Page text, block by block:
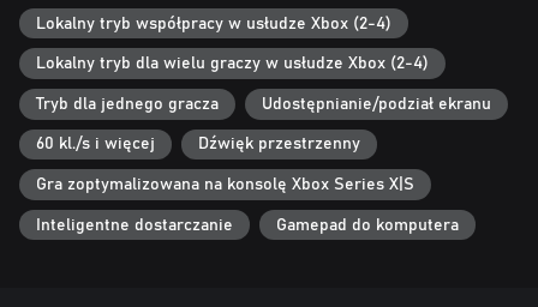
Lokalny tryb współpracy w usłudze Xbox (2-4)
Lokalny tryb dla wielu graczy w usłudze Xbox (2-4)
Tryb dla jednego gracza Udostępnianie/podział ekranu
60 kl./s i więcej Dźwięk przestrzenny
Gra zoptymalizowana na konsolę Xbox Series X|S
Inteligentne dostarczanie Gamepad do komputera